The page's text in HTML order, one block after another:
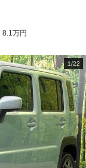
8.1万円
1/22